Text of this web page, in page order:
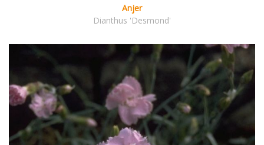
Anjer
Dianthus 'Desmond'